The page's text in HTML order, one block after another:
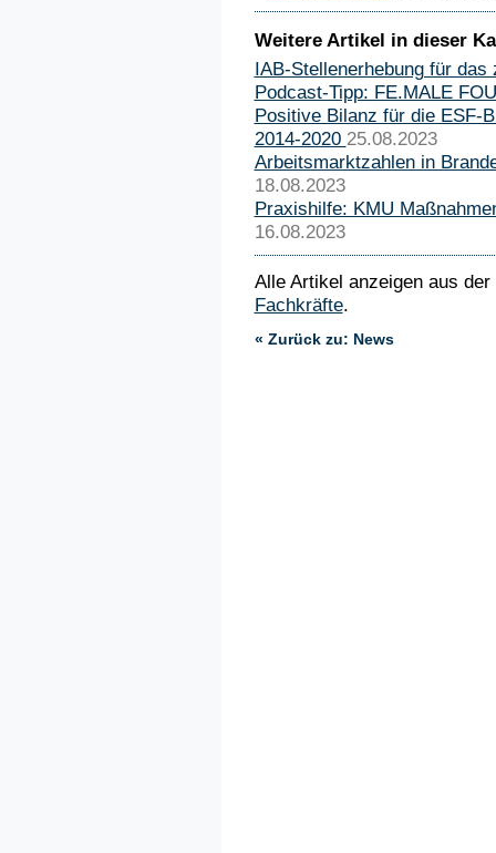
Weitere Artikel in dieser
IAB-Stellenerhebung für das
Podcast-Tipp: FE.MALE
Positive Bilanz für die ESF-
2014-2020 25.08.2023
Arbeitsmarktzahlen in
18.08.2023
Praxishilfe: KMU
16.08.2023
Alle Artikel anzeigen aus
Fachkräfte.
« Zurück zu: News